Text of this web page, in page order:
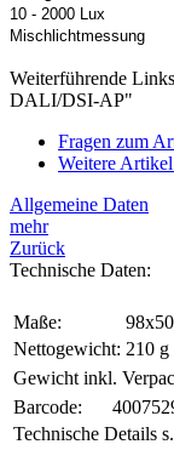
10 - 2000 Lux
Mischlichtmessung
Weiterführende
DALI/DSI-AP"
Fragen zum
Weitere
Allgemeine Daten
mehr
Zurück
Technische Daten:
Maße:
Nettogewicht: 210 g
Gewicht inkl.
Barcode:
Technische Details